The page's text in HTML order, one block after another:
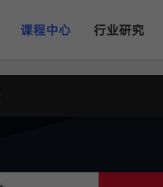
课程中心 行业研究